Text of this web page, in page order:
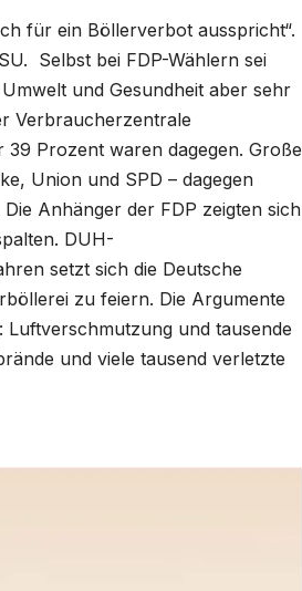
für ein Böllerverbot ausspricht“.
Selbst bei FDP-Wählern sei
und Gesundheit aber sehr
Verbraucherzentrale
Prozent waren dagegen. Große
Union und SPD – dagegen
Anhänger der FDP zeigten sich
DUH-
setzt sich die Deutsche
zu feiern. Die Argumente
und tausende
und viele tausend verletzte